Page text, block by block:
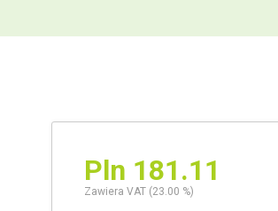
Pln 181.11
Zawiera VAT (23.00 %)